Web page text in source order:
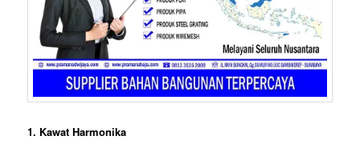
1. Kawat Harmonika